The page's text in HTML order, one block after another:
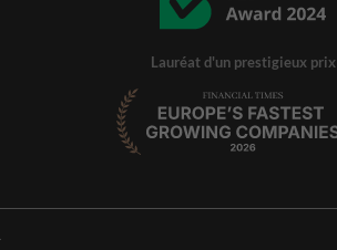
Lauréat d'un prestigieux prix